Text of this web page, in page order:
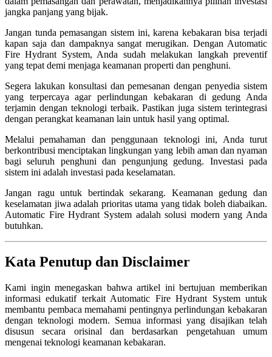
jangka panjang yang bijak.
Jangan tunda pemasangan sistem ini, karena kebakaran bisa terjadi
kapan saja dan dampaknya sangat merugikan. Dengan Automatic
Fire Hydrant System, Anda sudah melakukan langkah preventif
yang tepat demi menjaga keamanan properti dan penghuni.
Segera lakukan konsultasi dan pemesanan dengan penyedia sistem
yang terpercaya agar perlindungan kebakaran di gedung Anda
terjamin dengan teknologi terbaik. Pastikan juga sistem terintegrasi
dengan perangkat keamanan lain untuk hasil yang optimal.
Melalui pemahaman dan penggunaan teknologi ini, Anda turut
berkontribusi menciptakan lingkungan yang lebih aman dan nyaman
bagi seluruh penghuni dan pengunjung gedung. Investasi pada
sistem ini adalah investasi pada keselamatan.
Jangan ragu untuk bertindak sekarang. Keamanan gedung dan
keselamatan jiwa adalah prioritas utama yang tidak boleh diabaikan.
Automatic Fire Hydrant System adalah solusi modern yang Anda
butuhkan.
Kata Penutup dan Disclaimer
Kami ingin menegaskan bahwa artikel ini bertujuan memberikan
informasi edukatif terkait Automatic Fire Hydrant System untuk
membantu pembaca memahami pentingnya perlindungan kebakaran
dengan teknologi modern. Semua informasi yang disajikan telah
disusun secara orisinal dan berdasarkan pengetahuan umum
mengenai teknologi keamanan kebakaran.